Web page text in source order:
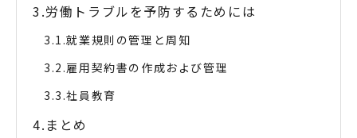
労働トラブルを予防するためには
就業規則の管理と周知
雇用契約書の作成および管理
社員教育
まとめ